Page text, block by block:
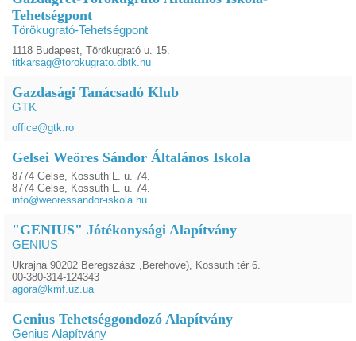
Tehetségpont
Törökugrató-Tehetségpont
1118 Budapest, Törökugrató u. 15.
titkarsag@torokugrato.dbtk.hu
Gazdasági Tanácsadó Klub
GTK
office@gtk.ro
Gelsei Weöres Sándor Általános Iskola
8774 Gelse, Kossuth L. u. 74.
8774 Gelse, Kossuth L. u. 74.
info@weoressandor-iskola.hu
"GENIUS" Jótékonysági Alapítvány
GENIUS
Ukrajna 90202 Beregszász ,Berehove), Kossuth tér 6.
00-380-314-124343
agora@kmf.uz.ua
Genius Tehetséggondozó Alapítvány
Genius Alapítvány